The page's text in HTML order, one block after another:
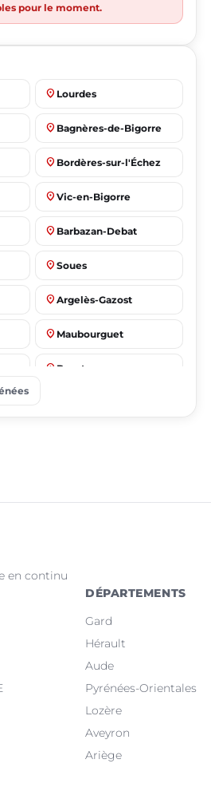
pour le moment.
place Lourdes
place Bagnères-de-Bigorre
place Bordères-sur-l'Échez
place Vic-en-Bigorre
place Barbazan-Debat
place Soues
place Argelès-Gazost
place Maubourguet
place Bazet
en continu
DÉPARTEMENTS
Gard
Hérault
Aude
Pyrénées-Orientales
Lozère
Aveyron
Ariège